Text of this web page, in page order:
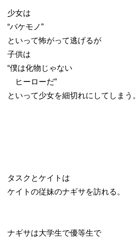
少女は
“バケモノ”
といって怖がって逃げるが
子供は
“僕は化物じゃない
ヒーローだ”
といって少女を細切れにしてしまう。
タスクとケイトは
ケイトの従妹のナギサを訪れる。
ナギサは大学生で優等生で